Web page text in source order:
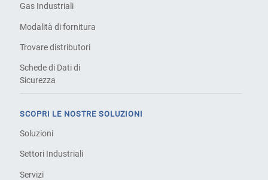
Gas Industriali
Modalità di fornitura
Trovare distributori
Schede di Dati di
Sicurezza
SCOPRI LE NOSTRE SOLUZIONI
Soluzioni
Settori Industriali
Servizi